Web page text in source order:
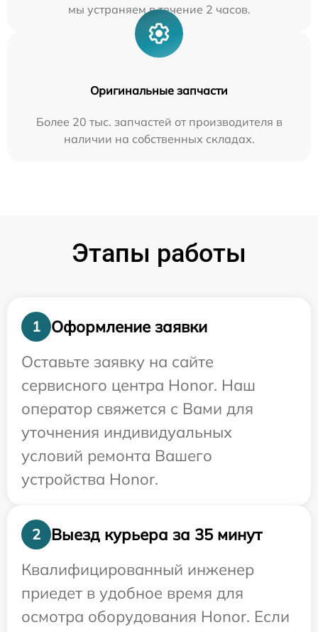
мы устраняем в течение 2 часов.
Оригинальные запчасти
Более 20 тыс. запчастей от производителя в
наличии на собственных складах.
Этапы работы
1
Оформление заявки
Оставьте заявку на сайте
сервисного центра Honor. Наш
оператор свяжется с Вами для
уточнения индивидуальных
условий ремонта Вашего
устройства Honor.
2
Выезд курьера за 35 минут
Квалифицированный инженер
приедет в удобное время для
осмотра оборудования Honor. Если